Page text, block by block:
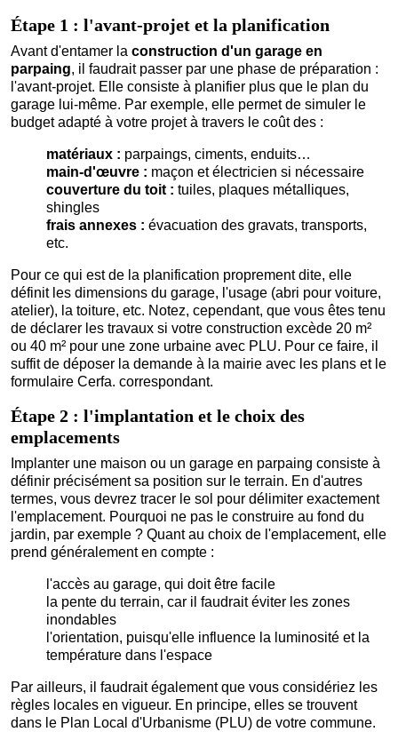
Étape 1 : l'avant-projet et la planification
Avant d'entamer la construction d'un garage en
parpaing, il faudrait passer par une phase de préparation :
l'avant-projet. Elle consiste à planifier plus que le plan du
garage lui-même. Par exemple, elle permet de simuler le
budget adapté à votre projet à travers le coût des :
matériaux : parpaings, ciments, enduits…
main-d'œuvre : maçon et électricien si nécessaire
couverture du toit : tuiles, plaques métalliques,
shingles
frais annexes : évacuation des gravats, transports,
etc.
Pour ce qui est de la planification proprement dite, elle
définit les dimensions du garage, l'usage (abri pour voiture,
atelier), la toiture, etc. Notez, cependant, que vous êtes tenu
de déclarer les travaux si votre construction excède 20 m²
ou 40 m² pour une zone urbaine avec PLU. Pour ce faire, il
suffit de déposer la demande à la mairie avec les plans et le
formulaire Cerfa. correspondant.
Étape 2 : l'implantation et le choix des
emplacements
Implanter une maison ou un garage en parpaing consiste à
définir précisément sa position sur le terrain. En d'autres
termes, vous devrez tracer le sol pour délimiter exactement
l'emplacement. Pourquoi ne pas le construire au fond du
jardin, par exemple ? Quant au choix de l'emplacement, elle
prend généralement en compte :
l'accès au garage, qui doit être facile
la pente du terrain, car il faudrait éviter les zones
inondables
l'orientation, puisqu'elle influence la luminosité et la
température dans l'espace
Par ailleurs, il faudrait également que vous considériez les
règles locales en vigueur. En principe, elles se trouvent
dans le Plan Local d'Urbanisme (PLU) de votre commune.